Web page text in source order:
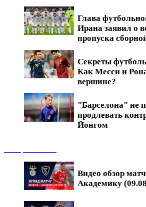
Глава
Ирана заявил о
пропуска
Секреты
Как Месси и
вершине?
"Барселона" не
продлевать
Йонгом
Видео обзор
Академику